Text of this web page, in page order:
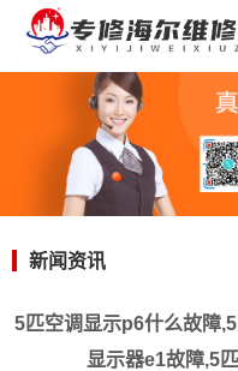
新闻资讯
5匹空调显示p6什么故障
显示器e1故障,5